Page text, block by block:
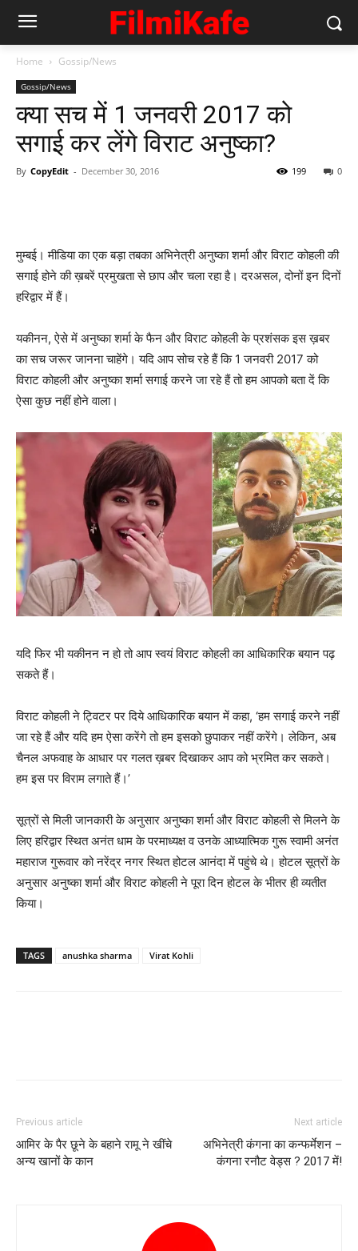
Home Gossip/News
Gossip/News
क्‍या सच में 1 जनवरी 2017 को
सगाई कर लेंगे विराट अनुष्‍का?
By CopyEdit - December 30, 2016 0
199
मुम्‍बई। मीडिया का एक बड़ा तबका अभिनेत्री अनुष्‍का शर्मा और विराट कोहली की
सगाई होने की ख़बरें प्रमुखता से छाप और चला रहा है। दरअसल, दोनों इन दिनों
हरिद्वार में हैं।
यकीनन, ऐसे में अनुष्‍का शर्मा के फैन और विराट कोहली के प्रशंसक इस ख़बर
का सच जरूर जानना चाहेंगे। यदि आप सोच रहे हैं कि 1 जनवरी 2017 को
विराट कोहली और अनुष्‍का शर्मा सगाई करने जा रहे हैं तो हम आपको बता दें कि
ऐसा कुछ नहीं होने वाला।
यदि फिर भी यकीनन न हो तो आप स्‍वयं विराट कोहली का आधिकारिक बयान पढ़
सकते हैं।
विराट कोहली ने ट्विटर पर दिये आधिकारिक बयान में कहा, ‘हम सगाई करने नहीं
जा रहे हैं और यदि हम ऐसा करेंगे तो हम इसको छुपाकर नहीं करेंगे। लेकिन, अब
चैनल अफवाह के आधार पर गलत ख़बर दिखाकर आप को भ्रमित कर सकते।
हम इस पर विराम लगाते हैं।’
सूत्रों से मिली जानकारी के अनुसार अनुष्‍का शर्मा और विराट कोहली से मिलने के
लिए हरिद्वार स्‍थित अनंत धाम के परमाध्‍यक्ष व उनके आध्‍यात्‍मिक गुरू स्‍वामी अनंत
महाराज गुरूवार को नरेंद्र नगर स्‍थित होटल आनंदा में पहुंचे थे। होटल सूत्रों के
अनुसार अनुष्‍का शर्मा और विराट कोहली ने पूरा दिन होटल के भीतर ही व्‍यतीत
किया।
TAGS anushka sharma Virat Kohli
Previous article
आमिर के पैर छूने के बहाने रामू ने खींचे
अन्‍य खानों के कान
Next article
अभिनेत्री कंगना का कन्फर्मेशन –
कंगना रनौट वेड्स ? 2017 में!